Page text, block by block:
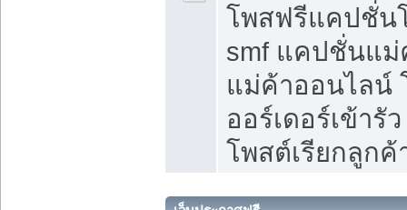
โพสฟรีแคปชั่น
smf แคปชั่นแ
แม่ค้าออนไลน์
ออร์เดอร์เข้ารั
โพสต์เรียกลูกค้